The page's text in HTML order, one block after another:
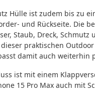
Hülle ist zudem bis zu
und Rückseite. Die
Staub, Dreck,
praktischen
damit auch weiterhin
ist mit einem
15 Pro Max auch mit